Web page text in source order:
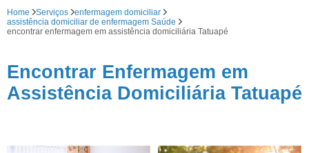
Home Serviços
enfermagem domiciliar
assistência domiciliar de enfermagem Saúde
encontrar enfermagem em assistência domiciliária Tatuapé
Encontrar Enfermagem em
Assistência Domiciliária Tatuapé